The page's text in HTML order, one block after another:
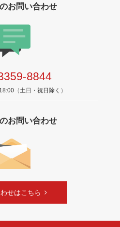
お問い合わせ
8844
（土日・祝日除く）
お問い合わせ
せはこちら